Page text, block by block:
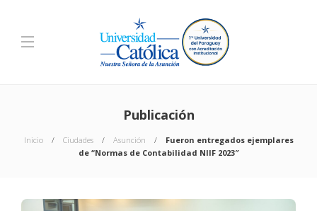
Publicación
Inicio Ciudades Asunción
Fueron entregados ejemplares
de “Normas de Contabilidad NIIF 2023″